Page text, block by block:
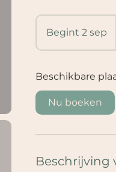
Begint 2 sep
e
i
n
s
p
Beschikbare
Nu boeken
Beschrijving